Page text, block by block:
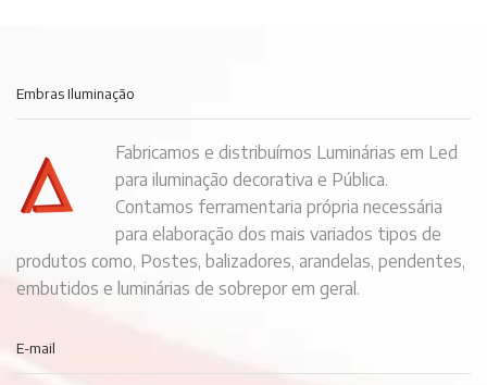
Embras Iluminação
Fabricamos e distribuímos Luminárias em Led
para iluminação decorativa e Pública.
Contamos ferramentaria própria necessária
para elaboração dos mais variados tipos de
produtos como, Postes, balizadores, arandelas, pendentes,
embutidos e luminárias de sobrepor em geral.
E-mail